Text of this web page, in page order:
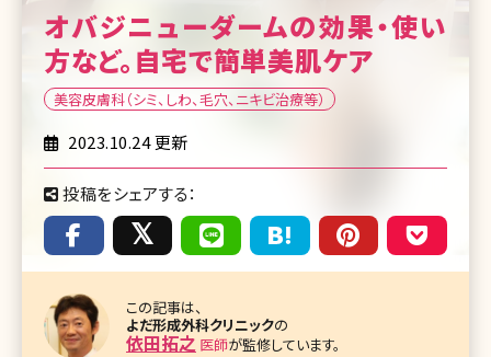
オバジニューダームの効果・使い
方など。自宅で簡単美肌ケア
美容皮膚科（シミ、しわ、毛穴、ニキビ治療等）
2023.10.24 更新
投稿をシェアする：
この記事は、
よだ形成外科クリニックの
依田拓之 医師が監修しています。